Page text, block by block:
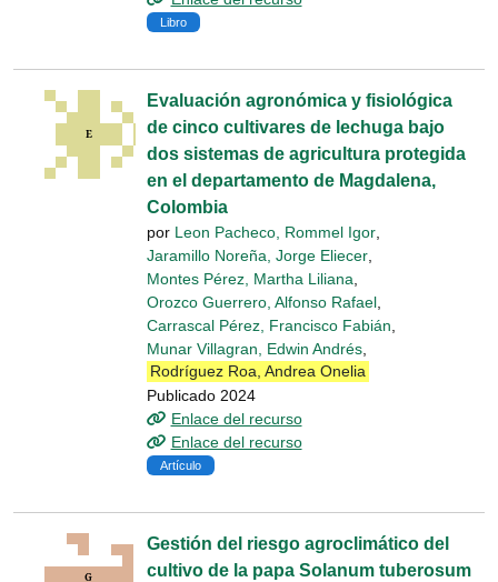
Libro
Evaluación agronómica y fisiológica
de cinco cultivares de lechuga bajo
dos sistemas de agricultura protegida
en el departamento de Magdalena,
Colombia
por Leon Pacheco, Rommel Igor
Jaramillo Noreña, Jorge Eliecer
Montes Pérez, Martha Liliana
Orozco Guerrero, Alfonso Rafael
Carrascal Pérez, Francisco Fabián
Munar Villagran, Edwin Andrés
Rodríguez Roa, Andrea Onelia
Publicado 2024
Enlace del recurso
Enlace del recurso
Artículo
Gestión del riesgo agroclimático del
cultivo de la papa Solanum tuberosum